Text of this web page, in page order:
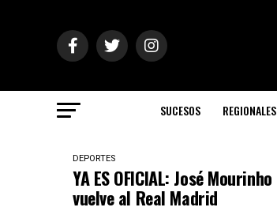
SUCESOS REGIONALES
DEPORTES
YA ES OFICIAL: José Mourinho
vuelve al Real Madrid